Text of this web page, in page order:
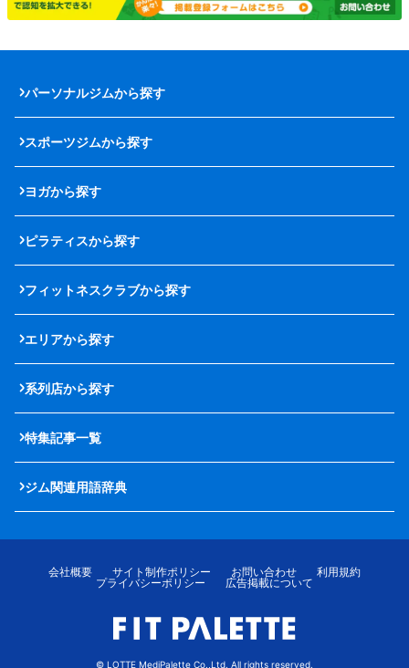
パーソナルジムから探す
スポーツジムから探す
ヨガから探す
ピラティスから探す
フィットネスクラブから探す
エリアから探す
系列店から探す
特集記事一覧
ジム関連用語辞典
会社概要 サイト制作ポリシー お問い合わせ
利用規約
プライバシーポリシー
広告掲載について
© LOTTE MediPalette Co.,Ltd. All rights reserved.